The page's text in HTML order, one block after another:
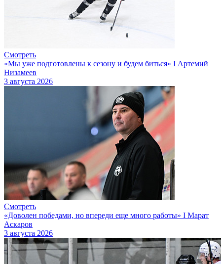
Смотреть
«Мы уже подготовлены к сезону и будем биться» I Артемий
Низамеев
3 августа 2026
Смотреть
«Доволен победами, но впереди еще много работы» I Марат
Аскаров
3 августа 2026